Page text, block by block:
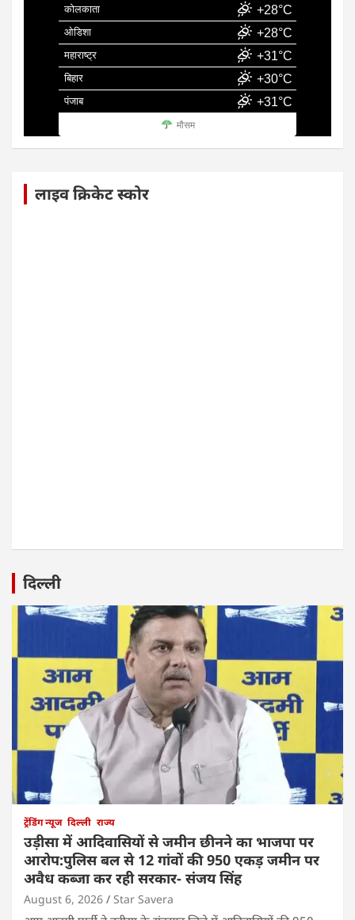
कोलकाता +28°C
ओडिशा +28°C
महाराष्ट्र +31°C
बिहार +30°C
पंजाब +31°C
मौसम
लाइव क्रिकेट स्कोर
दिल्ली
ट्रेंडिंग न्यूज दिल्ली राज्य
उड़ीसा में आदिवासियों से जमीन छीनने का भाजपा पर
आरोप:पुलिस बल से 12 गांवों की 950 एकड़ जमीन पर
अवैध कब्जा कर रही सरकार- संजय सिंह
August 6, 2026 Star Savera